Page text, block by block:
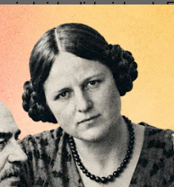
sicherlich sinkende
die Tatsache, dass ein
sofort aus der
Fragilität schließen.